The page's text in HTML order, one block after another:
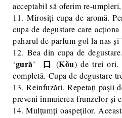
acceptabil să oferim re-
11. Mirosiți cupa de aromă.
cupa de degustare care
paharul de parfum gol la nas
12. Bea din cupa de
‘gură’ 口 (Kǒu) de trei ori.
completă. Cupa de degustare
13. Reinfuzări. Repetați pașii
preveni înmuierea frunzelor și
14. Mulțumți oaspeților.